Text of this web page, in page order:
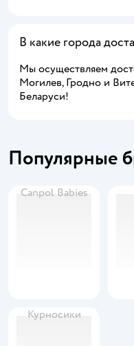
В какие города
Мы осуществляем
Могилев, Гродно и
Беларуси!
Популярные
Canpol Babies
Курносики